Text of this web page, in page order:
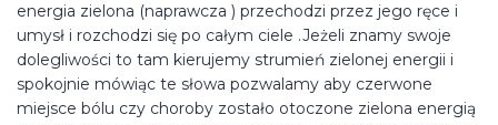
energia zielona (naprawcza ) przechodzi przez jego ręce i
umysł i rozchodzi się po całym ciele .Jeżeli znamy swoje
dolegliwości to tam kierujemy strumień zielonej energii i
spokojnie mówiąc te słowa pozwalamy aby czerwone
miejsce bólu czy choroby zostało otoczone zielona energią